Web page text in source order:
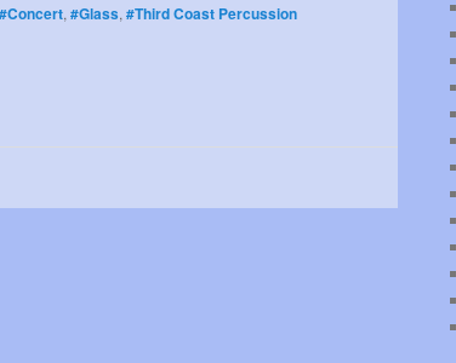
#Concert, #Glass, #Third Coast Percussion